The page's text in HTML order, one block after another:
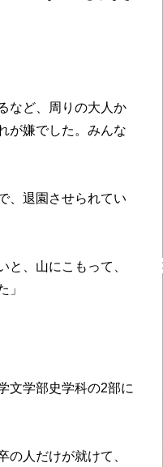
など、周りの大人か
が嫌でした。みんな
、退園させられてい
と、山にこもって、
」
文学部史学科の2部に
の人だけが就けて、